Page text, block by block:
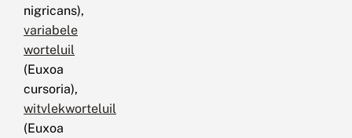
nigricans),
variabele
worteluil
(Euxoa
cursoria),
witvlekworteluil
(Euxoa